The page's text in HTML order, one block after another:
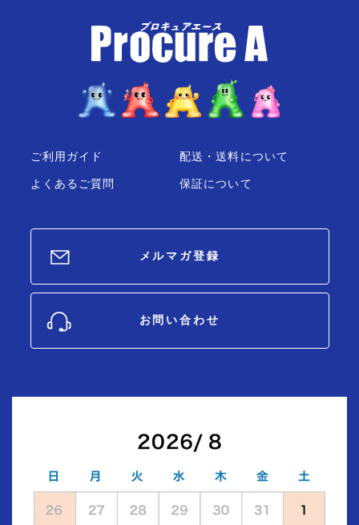
ご利用ガイド
よくあるご質問
配送・送料について
保証について
メルマガ登録
お問い合わせ